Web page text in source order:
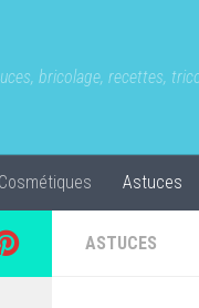
bricolage, recettes,
Cosmétiques Astuces
ASTUCES